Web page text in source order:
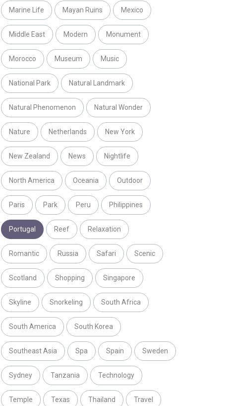
Marine Life Mayan Ruins Mexico
Middle East Modern Monument
Morocco Museum Music
National Park Natural Landmark
Natural Phenomenon Natural Wonder
Nature Netherlands New York
New Zealand News Nightlife
North America Oceania Outdoor
Paris Park Peru Philippines
Portugal Reef Relaxation
Romantic Russia Safari Scenic
Scotland Shopping Singapore
Skyline Snorkeling South Africa
South America South Korea
Southeast Asia Spa Spain Sweden
Sydney Tanzania Technology
Temple Texas Thailand Travel